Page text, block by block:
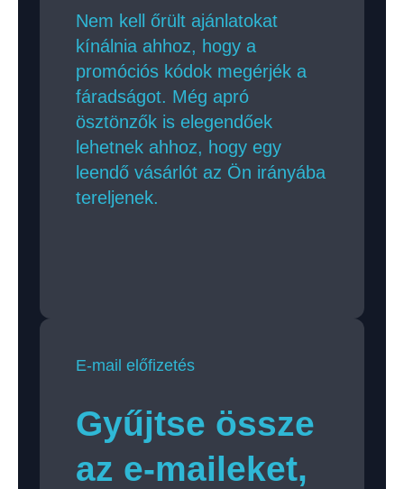
Nem kell őrült ajánlatokat
kínálnia ahhoz, hogy a
promóciós kódok megérjék a
fáradságot. Még apró
ösztönzők is elegendőek
lehetnek ahhoz, hogy egy
leendő vásárlót az Ön irányába
tereljenek.
E-mail előfizetés
Gyűjtse össze
az e-maileket,